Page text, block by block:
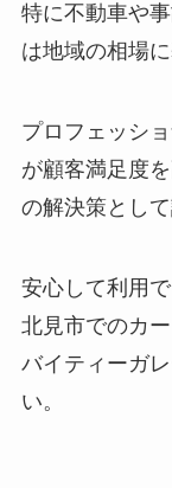
特に不動車や
は地域の相場
プロフェッシ
が顧客満足度
の解決策とし
安心して利用
北見市でのカ
バイティーガ
い。